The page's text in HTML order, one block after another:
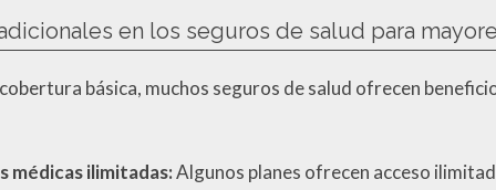
en los seguros de salud para
básica, muchos seguros de salud ofrecen
médicas ilimitadas:Algunos planes ofrecen acceso